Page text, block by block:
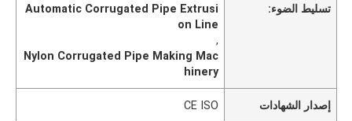
تسليط الضوء:
Automatic Corrugated Pipe Extrusi
on Line
,
Nylon Corrugated Pipe Making Mac
hinery
إصدار الشهادات CE ISO